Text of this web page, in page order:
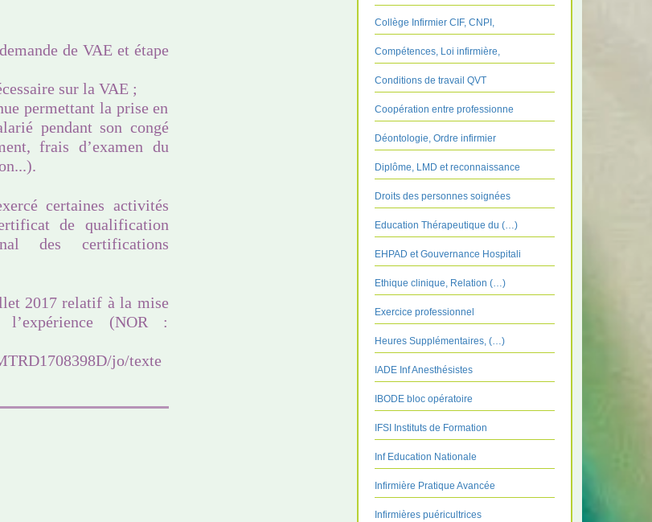
de VAE et étape
sur la VAE ;
permettant la prise en
pendant son congé
frais d’examen du
certaines activités
de qualification
des certifications
2017 relatif à la mise
(NOR :
jo/texte
Collège Infirmier CIF, CNPI,
Compétences, Loi infirmière,
Conditions de travail QVT
Coopération entre professionne
Déontologie, Ordre infirmier
Diplôme, LMD et reconnaissance
Droits des personnes soignées
Education Thérapeutique du (…)
EHPAD et Gouvernance Hospitali
Ethique clinique, Relation (…)
Exercice professionnel
Heures Supplémentaires, (…)
IADE Inf Anesthésistes
IBODE bloc opératoire
IFSI Instituts de Formation
Inf Education Nationale
Infirmière Pratique Avancée
Infirmières puéricultrices